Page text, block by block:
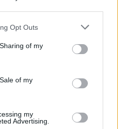
Opt Outs
of my
of my
my
Advertising.
l.-71l.-
0,00€
102l.-
0,00€
0,00€
0,00€
102l.
de la DGT en